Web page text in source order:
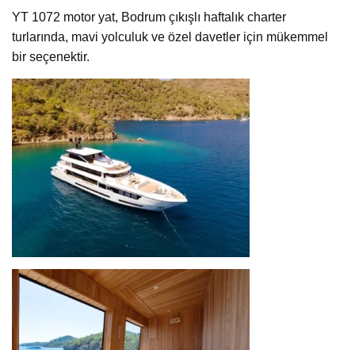
YT 1072 motor yat, Bodrum çıkışlı haftalık charter
turlarında, mavi yolculuk ve özel davetler için mükemmel
bir seçenektir.